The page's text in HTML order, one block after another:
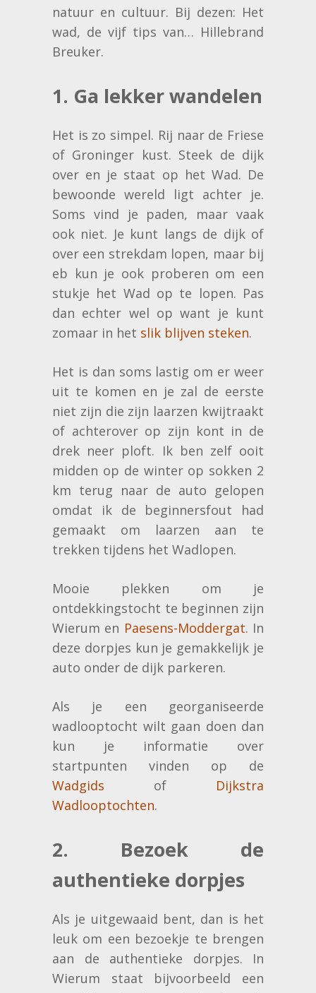
natuur en cultuur. Bij dezen: Het
wad, de vijf tips van… Hillebrand
Breuker.
1. Ga lekker wandelen
Het is zo simpel. Rij naar de Friese
of Groninger kust. Steek de dijk
over en je staat op het Wad. De
bewoonde wereld ligt achter je.
Soms vind je paden, maar vaak
ook niet. Je kunt langs de dijk of
over een strekdam lopen, maar bij
eb kun je ook proberen om een
stukje het Wad op te lopen. Pas
dan echter wel op want je kunt
zomaar in het slik blijven steken.
Het is dan soms lastig om er weer
uit te komen en je zal de eerste
niet zijn die zijn laarzen kwijtraakt
of achterover op zijn kont in de
drek neer ploft. Ik ben zelf ooit
midden op de winter op sokken 2
km terug naar de auto gelopen
omdat ik de beginnersfout had
gemaakt om laarzen aan te
trekken tijdens het Wadlopen.
Mooie plekken om je
ontdekkingstocht te beginnen zijn
Wierum en Paesens-Moddergat. In
deze dorpjes kun je gemakkelijk je
auto onder de dijk parkeren.
Als je een georganiseerde
wadlooptocht wilt gaan doen dan
kun je informatie over
startpunten vinden op de
Wadgids of Dijkstra
Wadlooptochten.
2. Bezoek de
authentieke dorpjes
Als je uitgewaaid bent, dan is het
leuk om een bezoekje te brengen
aan de authentieke dorpjes. In
Wierum staat bijvoorbeeld een